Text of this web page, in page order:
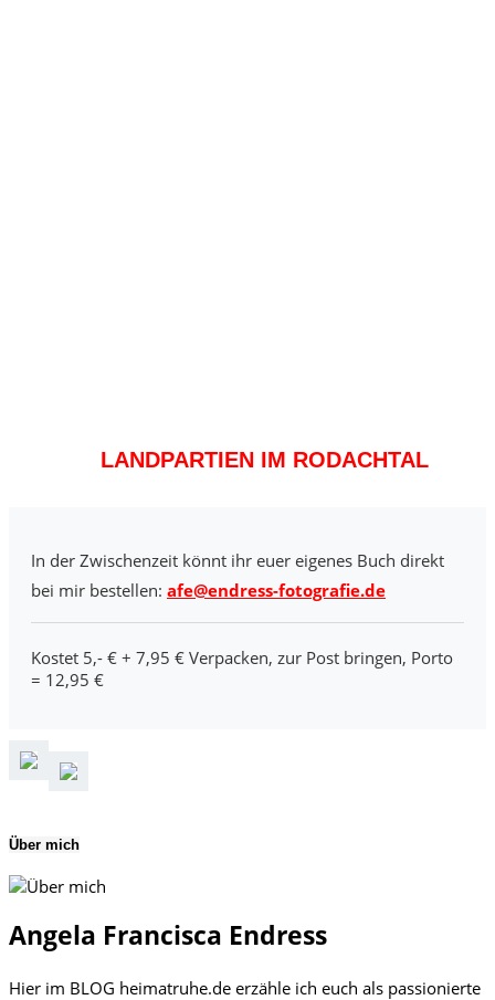
LANDPARTIEN IM RODACHTAL
In der Zwischenzeit könnt ihr euer eigenes Buch direkt
bei mir bestellen: afe@endress-fotografie.de
Kostet 5,- € + 7,95 € Verpacken, zur Post bringen, Porto
= 12,95 €
Über mich
Angela Francisca Endress
Hier im BLOG heimatruhe.de erzähle ich euch als passionierte